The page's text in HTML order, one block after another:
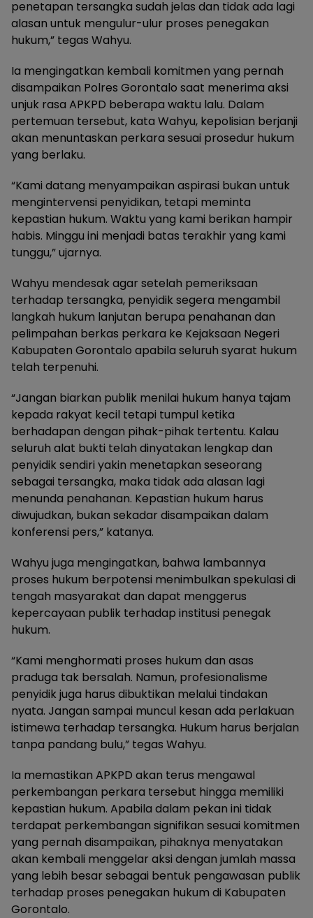
penetapan tersangka sudah jelas dan tidak ada lagi
alasan untuk mengulur-ulur proses penegakan
hukum,” tegas Wahyu.
Ia mengingatkan kembali komitmen yang pernah
disampaikan Polres Gorontalo saat menerima aksi
unjuk rasa APKPD beberapa waktu lalu. Dalam
pertemuan tersebut, kata Wahyu, kepolisian berjanji
akan menuntaskan perkara sesuai prosedur hukum
yang berlaku.
“Kami datang menyampaikan aspirasi bukan untuk
mengintervensi penyidikan, tetapi meminta
kepastian hukum. Waktu yang kami berikan hampir
habis. Minggu ini menjadi batas terakhir yang kami
tunggu,” ujarnya.
Wahyu mendesak agar setelah pemeriksaan
terhadap tersangka, penyidik segera mengambil
langkah hukum lanjutan berupa penahanan dan
pelimpahan berkas perkara ke Kejaksaan Negeri
Kabupaten Gorontalo apabila seluruh syarat hukum
telah terpenuhi.
“Jangan biarkan publik menilai hukum hanya tajam
kepada rakyat kecil tetapi tumpul ketika
berhadapan dengan pihak-pihak tertentu. Kalau
seluruh alat bukti telah dinyatakan lengkap dan
penyidik sendiri yakin menetapkan seseorang
sebagai tersangka, maka tidak ada alasan lagi
menunda penahanan. Kepastian hukum harus
diwujudkan, bukan sekadar disampaikan dalam
konferensi pers,” katanya.
Wahyu juga mengingatkan, bahwa lambannya
proses hukum berpotensi menimbulkan spekulasi di
tengah masyarakat dan dapat menggerus
kepercayaan publik terhadap institusi penegak
hukum.
“Kami menghormati proses hukum dan asas
praduga tak bersalah. Namun, profesionalisme
penyidik juga harus dibuktikan melalui tindakan
nyata. Jangan sampai muncul kesan ada perlakuan
istimewa terhadap tersangka. Hukum harus berjalan
tanpa pandang bulu,” tegas Wahyu.
Ia memastikan APKPD akan terus mengawal
perkembangan perkara tersebut hingga memiliki
kepastian hukum. Apabila dalam pekan ini tidak
terdapat perkembangan signifikan sesuai komitmen
yang pernah disampaikan, pihaknya menyatakan
akan kembali menggelar aksi dengan jumlah massa
yang lebih besar sebagai bentuk pengawasan publik
terhadap proses penegakan hukum di Kabupaten
Gorontalo.